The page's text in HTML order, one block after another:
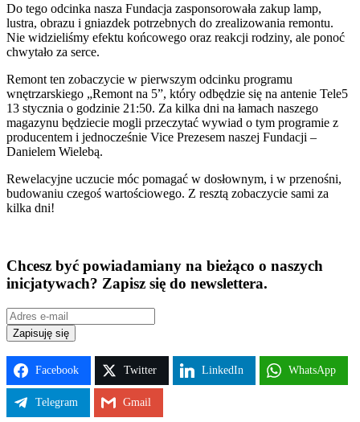
Do tego odcinka nasza Fundacja zasponsorowała zakup lamp,
lustra, obrazu i gniazdek potrzebnych do zrealizowania remontu.
Nie widzieliśmy efektu końcowego oraz reakcji rodziny, ale ponoć
chwytało za serce.
Remont ten zobaczycie w pierwszym odcinku programu
wnętrzarskiego „Remont na 5”, który odbędzie się na antenie Tele5
13 stycznia o godzinie 21:50. Za kilka dni na łamach naszego
magazynu będziecie mogli przeczytać wywiad o tym programie z
producentem i jednocześnie Vice Prezesem naszej Fundacji –
Danielem Wielebą.
Rewelacyjne uczucie móc pomagać w dosłownym, i w przenośni,
budowaniu czegoś wartościowego. Z resztą zobaczycie sami za
kilka dni!
Chcesz być powiadamiany na bieżąco o naszych
inicjatywach? Zapisz się do newslettera.
Zapisuję się
Facebook Twitter LinkedIn WhatsApp
Telegram Gmail